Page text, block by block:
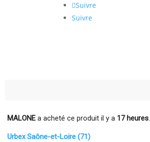
Suivre
Suivre
MALONE a acheté ce produit il y a 17 heures.
Urbex Saône-et-Loire (71)